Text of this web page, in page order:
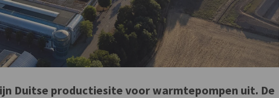
Duitse productiesite voor warmtepompen uit. De